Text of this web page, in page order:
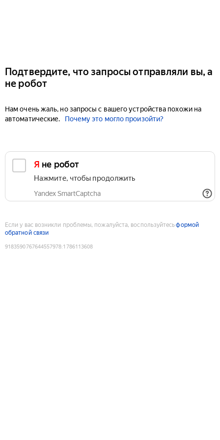
Подтвердите, что запросы отправляли вы, а
не робот
Нам очень жаль, но запросы с вашего устройства похожи на
автоматические.
Почему это могло произойти?
Я не робот
Нажмите, чтобы продолжить
Yandex SmartCaptcha
Если у вас возникли проблемы, пожалуйста, воспользуйтесьформой
обратной связи
9183590767644557978:1786113608